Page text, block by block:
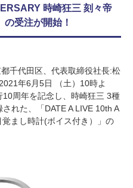
時崎狂三 刻々帝
の受注が開始！
千代田区、代表取締役社長:松
年6月5日 （土）10時よ
周年を記念し、時崎狂三 3種
れた、「DATE A LIVE 10th A
まし時計(ボイス付き）」の